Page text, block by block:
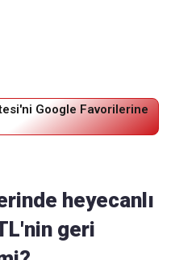
Google Favorilerine
heyecanlı
geri